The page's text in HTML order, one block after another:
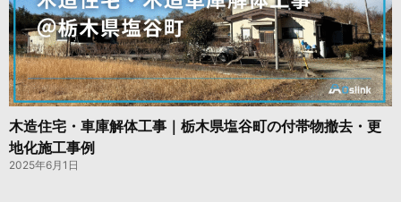
木造住宅・車庫解体工事｜栃木県塩谷町の付帯物撤去・更
地化施工事例
2025年6月1日